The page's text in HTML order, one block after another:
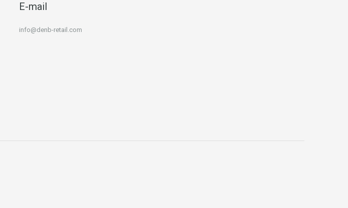
E-mail
info@denb-retail.com